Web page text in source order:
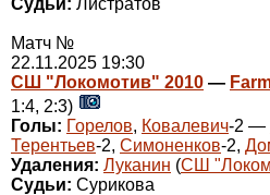
Матч №
22.11.2025 19:30
СШ "Локомотив" 2010 —
1:4, 2:3)
Голы: Горелов, Ковалевич-2 —
Терентьев-2, Симоненков-2,
Удаления: Луканин (СШ
Судьи: Сурикова